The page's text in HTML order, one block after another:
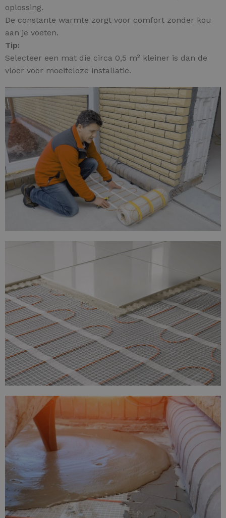
oplossing.
De constante warmte zorgt voor comfort zonder kou
aan je voeten.
Tip:
Selecteer een mat die circa 0,5 m² kleiner is dan de
vloer voor moeiteloze installatie.